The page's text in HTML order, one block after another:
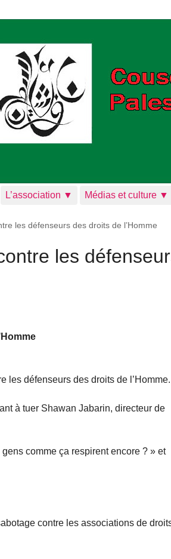
L’association ▼ Médias et culture ▼
les défenseurs des droits de l’Homme
les
les défenseurs des droits de l’Homme.
à tuer Shawan Jabarin, directeur de
comme ça respirent encore ? » et
contre les associations de